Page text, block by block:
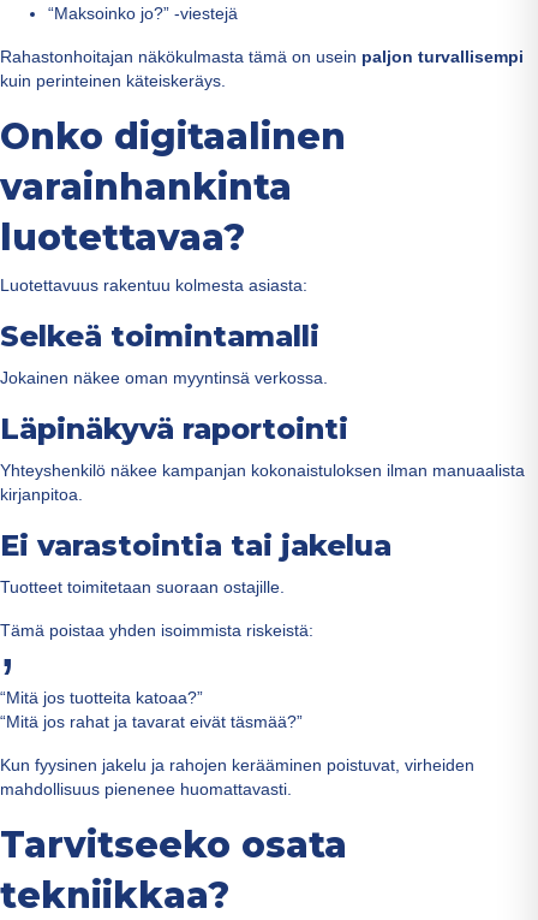
“Maksoinko jo?” -viestejä
Rahastonhoitajan näkökulmasta tämä on usein paljon turvallisempi
kuin perinteinen käteiskeräys.
Onko digitaalinen
varainhankinta
luotettavaa?
Luotettavuus rakentuu kolmesta asiasta:
Selkeä toimintamalli
Jokainen näkee oman myyntinsä verkossa.
Läpinäkyvä raportointi
Yhteyshenkilö näkee kampanjan kokonaistuloksen ilman manuaalista
kirjanpitoa.
Ei varastointia tai jakelua
Tuotteet toimitetaan suoraan ostajille.
Tämä poistaa yhden isoimmista riskeistä:
“Mitä jos tuotteita katoaa?”
“Mitä jos rahat ja tavarat eivät täsmää?”
Kun fyysinen jakelu ja rahojen kerääminen poistuvat, virheiden
mahdollisuus pienenee huomattavasti.
Tarvitseeko osata
tekniikkaa?